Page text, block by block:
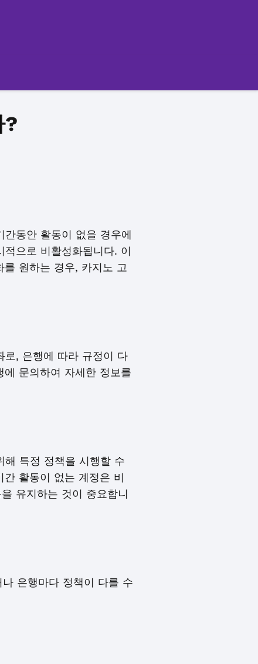
?
동안 활동이 없을 경우에
으로 비활성화됩니다. 이
원하는 경우, 카지노 고
로, 은행에 따라 규정이 다
문의하여 자세한 정보를
해 특정 정책을 시행할 수
활동이 없는 계정은 비
유지하는 것이 중요합니
은행마다 정책이 다를 수